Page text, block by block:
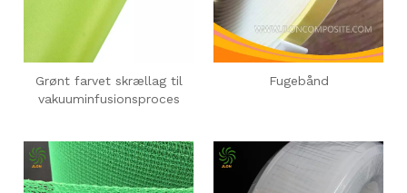
Grønt farvet skrællag til
vakuuminfusionsproces
Fugebånd